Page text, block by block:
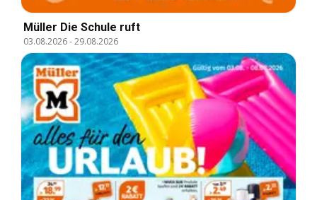
Müller Die Schule ruft
03.08.2026-29.08.2026